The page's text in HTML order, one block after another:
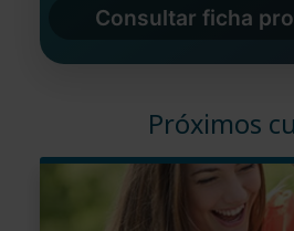
Consultar ficha
Próximos